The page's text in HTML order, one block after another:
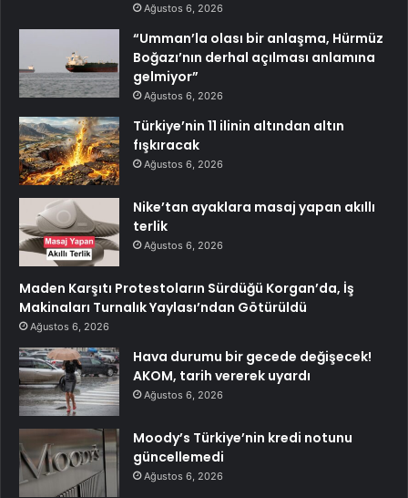
Ağustos 6, 2026
“Umman’la olası bir anlaşma, Hürmüz
Boğazı’nın derhal açılması anlamına
gelmiyor”
Ağustos 6, 2026
Türkiye’nin 11 ilinin altından altın
fışkıracak
Ağustos 6, 2026
Nike’tan ayaklara masaj yapan akıllı
terlik
Ağustos 6, 2026
Maden Karşıtı Protestoların Sürdüğü Korgan’da, İş
Makinaları Turnalık Yaylası’ndan Götürüldü
Ağustos 6, 2026
Hava durumu bir gecede değişecek!
AKOM, tarih vererek uyardı
Ağustos 6, 2026
Moody’s Türkiye’nin kredi notunu
güncellemedi
Ağustos 6, 2026